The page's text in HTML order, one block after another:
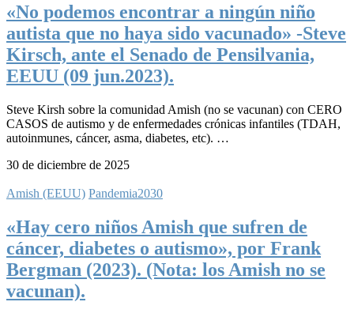
«No podemos encontrar a ningún niño
autista que no haya sido vacunado» -Steve
Kirsch, ante el Senado de Pensilvania,
EEUU (09 jun.2023).
Steve Kirsh sobre la comunidad Amish (no se vacunan) con CERO
CASOS de autismo y de enfermedades crónicas infantiles (TDAH,
autoinmunes, cáncer, asma, diabetes, etc). …
30 de diciembre de 2025
Amish (EEUU) Pandemia2030
«Hay cero niños Amish que sufren de
cáncer, diabetes o autismo», por Frank
Bergman (2023). (Nota: los Amish no se
vacunan).